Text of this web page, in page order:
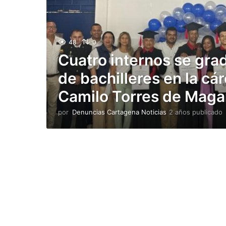
48 0
Cuatro internos se
de bachilleres en la
Camilo Torres de
por Denuncias Cartagena Noticias 2 años publicado